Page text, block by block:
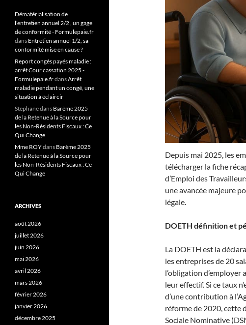
Depuis mai 2025, les
télécharger la fiche
d’Emploi des
une avancée majeure
légale.
DOETH définition et
La DOETH est la
les entreprises de 20
l’obligation d’employer
leur effectif. Si ce taux
d’une contribution à
réforme de 2020, cette
Sociale Nominative
Dématérialisation de
l'entretien annuel 2/2 , un gage
de conformité - Formulepaie.fr
dans Entretien annuel 1/2, sa
conformité mise en cause ?
Report congés payés maladie :
arrêt Cour cassation 2025 -
Formulepaie.frdansArrêt
maladie pendant un congé, une
situation à éclaircir
Stephanedans Barème 2025
de la Retenue à la Source pour
les Non-Résidents Fiscaux : Ce
Qui Change
Mme ROYdans Barème 2025
de la Retenue à la Source pour
les Non-Résidents Fiscaux : Ce
Qui Change
ARCHIVES
août 2026
juillet 2026
juin 2026
mai 2026
avril 2026
mars 2026
février 2026
janvier 2026
décembre 2025